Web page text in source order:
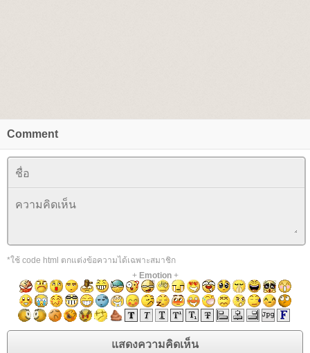
Comment
*ใช้ code html ตกแต่งข้อความได้เฉพาะสมาชิก
+ Emotion+